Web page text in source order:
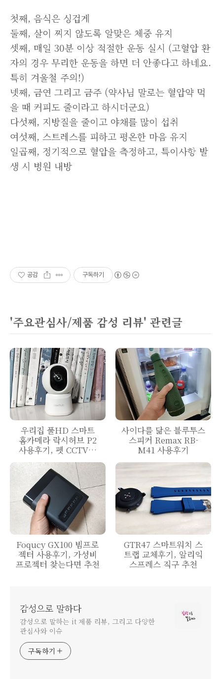
첫째, 음식은 싱겁게
둘째, 살이 찌지 않도록 알맞은 체중 유지
셋째, 매일 30분 이상 적절한 운동 실시 (고혈압 환
자의 경우 무리한 운동을 하면 더 안좋다고 하네요.
특히 겨울철 주의!)
넷째, 금연 그리고 금주 (약사님 말로는 혈압약 먹
을 때 커피도 줄이라고 하시더군요)
다섯째, 지방질을 줄이고 야채를 많이 섭취
여섯째, 스트레스를 피하고 평온한 마음 유지
일곱째, 정기적으로 혈압을 측정하고, 특이사항 발
생 시 병원 내방
공감 구독하기
'주요관심사/제품 감성 리뷰' 관련글
우리집 풀HD 스마트
홈카메라 락시허브 P2
사용후기, 펫 CCTV로
도 추천
사이다를 닮은 블루투스
스피커 Remax RB-
M41 사용후기
Foqucy GX100 빔프로
젝터 사용후기, 가성비
프로젝터 찾는다면 추천
GTR47 스마트워치 스
트랩 교체후기, 알리익
스프레스 직구 추천
감성으로 말하다
감성으로 말하는 it 제품 리뷰, 그리고 다양한
관심사와 이슈
구독하기